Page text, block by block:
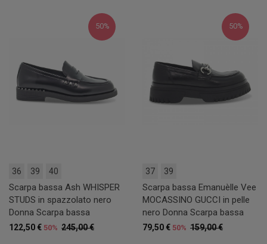
50%
36 39 40
Scarpa bassa Ash WHISPER
STUDS in spazzolato nero
Donna Scarpa bassa
245,00 €
122,50 € 50%
50%
37 39
Scarpa bassa Emanuèlle Vee
MOCASSINO GUCCI in pelle
nero Donna Scarpa bassa
159,00 €
79,50 € 50%